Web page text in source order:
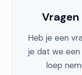
Vragen
Heb je een
je dat we
loep